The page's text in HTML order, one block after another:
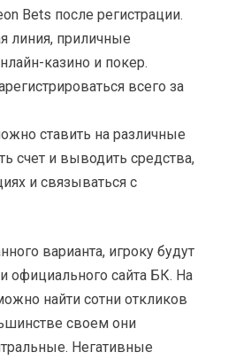
Bets после регистрации.
линия, приличные
казино и покер.
всего за
ставить на различные
счет и выводить средства,
и связываться с
варианта, игроку будут
официального сайта БК. На
найти сотни откликов
своем они
Негативные